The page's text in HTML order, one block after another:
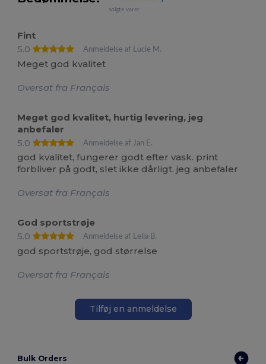
solgte varer
Fint
5.0
Anmeldelse af Lucie M.
Meget god kvalitet
Oversat fra Français
Meget god kvalitet, hurtig levering, jeg
anbefaler
5.0
Anmeldelse af Jan E.
god kvalitet, fungerer godt efter vask. print
forbliver på godt, slet ikke dårligt. jeg anbefaler
Oversat fra Français
God sportstrøje
5.0
Anmeldelse af Leila B.
god sportstrøje, god størrelse
Oversat fra Français
Tilføj en anmeldelse
Bulk Orders